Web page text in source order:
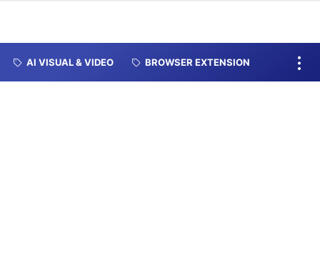
AI VISUAL & VIDEO BROWSER EXTENSION